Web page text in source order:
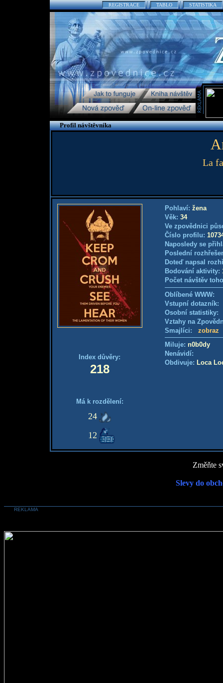
REGISTRACE TABLO STATISTIKA
Profil návštěvníka
La
Index důvěry:
218
Má k rozdělení:
24
12
Pohlaví: žena
Věk: 34
Ve zpovědnici
Číslo profilu:
Naposledy se
Poslední
Doteď napsal
Bodování aktivity:
Počet návštěv
Oblíbené WWW:
Vstupní
Osobní
Vztahy na
Smajlíci: zobraz
Miluje: n0b0dy
Nenávidí:
Obdivuje: Loca
Změňte
Slevy do
REKLAMA